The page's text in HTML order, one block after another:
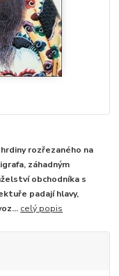
rozřezaného na
záhadným
obchodníka s
padají hlavy,
celý popis